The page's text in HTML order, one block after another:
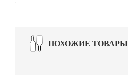
ПОХОЖИЕ ТОВАРЫ